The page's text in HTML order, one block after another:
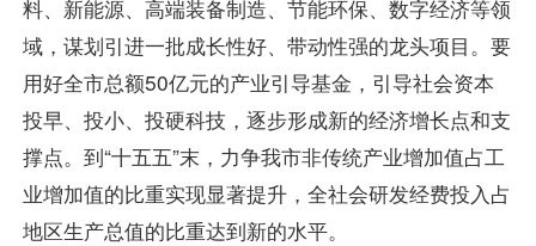
料、新能源、高端装备制造、节能环保、数字经济等领
域，谋划引进一批成长性好、带动性强的龙头项目。要
用好全市总额50亿元的产业引导基金，引导社会资本
投早、投小、投硬科技，逐步形成新的经济增长点和支
撑点。到“十五五”末，力争我市非传统产业增加值占工
业增加值的比重实现显著提升，全社会研发经费投入占
地区生产总值的比重达到新的水平。